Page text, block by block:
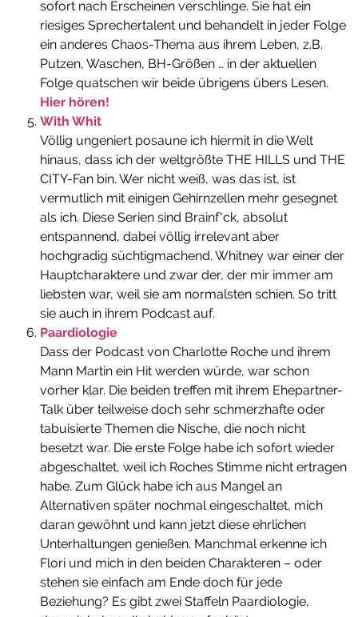
sofort nach Erscheinen verschlinge. Sie hat ein
riesiges Sprechertalent und behandelt in jeder Folge
ein anderes Chaos-Thema aus ihrem Leben, z.B.
Putzen, Waschen, BH-Größen … in der aktuellen
Folge quatschen wir beide übrigens übers Lesen.
Hier hören!
With Whit
Völlig ungeniert posaune ich hiermit in die Welt
hinaus, dass ich der weltgrößte THE HILLS und THE
CITY-Fan bin. Wer nicht weiß, was das ist, ist
vermutlich mit einigen Gehirnzellen mehr gesegnet
als ich. Diese Serien sind Brainf*ck, absolut
entspannend, dabei völlig irrelevant aber
hochgradig süchtigmachend. Whitney war einer der
Hauptcharaktere und zwar der, der mir immer am
liebsten war, weil sie am normalsten schien. So tritt
sie auch in ihrem Podcast auf.
Paardiologie
Dass der Podcast von Charlotte Roche und ihrem
Mann Martin ein Hit werden würde, war schon
vorher klar. Die beiden treffen mit ihrem Ehepartner-
Talk über teilweise doch sehr schmerzhafte oder
tabuisierte Themen die Nische, die noch nicht
besetzt war. Die erste Folge habe ich sofort wieder
abgeschaltet, weil ich Roches Stimme nicht ertragen
habe. Zum Glück habe ich aus Mangel an
Alternativen später nochmal eingeschaltet, mich
daran gewöhnt und kann jetzt diese ehrlichen
Unterhaltungen genießen. Manchmal erkenne ich
Flori und mich in den beiden Charakteren – oder
stehen sie einfach am Ende doch für jede
Beziehung? Es gibt zwei Staffeln Paardiologie,